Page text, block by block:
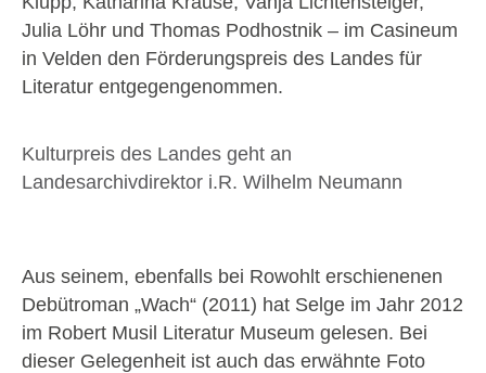
Julia Löhr und Thomas Podhostnik – im Casineum
in Velden den Förderungspreis des Landes für
Literatur entgegengenommen.
Kulturpreis des Landes geht an
Landesarchivdirektor i.R. Wilhelm Neumann
Aus seinem, ebenfalls bei Rowohlt erschienenen
Debütroman „Wach“ (2011) hat Selge im Jahr 2012
im Robert Musil Literatur Museum gelesen. Bei
dieser Gelegenheit ist auch das erwähnte Foto